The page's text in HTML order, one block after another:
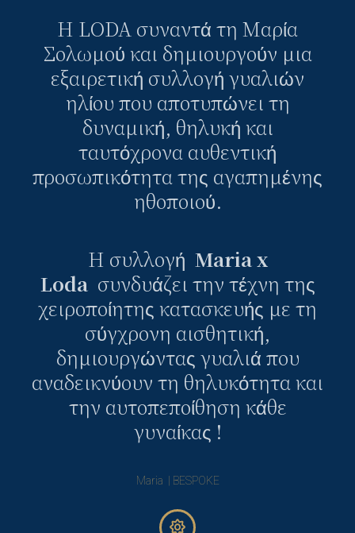
Η LODA συναντά τη Μαρία
Σολωμού και δημιουργούν μια
εξαιρετική συλλογή γυαλιών
ηλίου που αποτυπώνει τη
δυναμική, θηλυκή και
ταυτόχρονα αυθεντική
προσωπικότητα της αγαπημένης
ηθοποιού.
Η συλλογή Maria x
Loda συνδυάζει την τέχνη της
χειροποίητης κατασκευής με τη
σύγχρονη αισθητική,
δημιουργώντας γυαλιά που
αναδεικνύουν τη θηλυκότητα και
την αυτοπεποίθηση κάθε
γυναίκας !
Maria | BESPOKE